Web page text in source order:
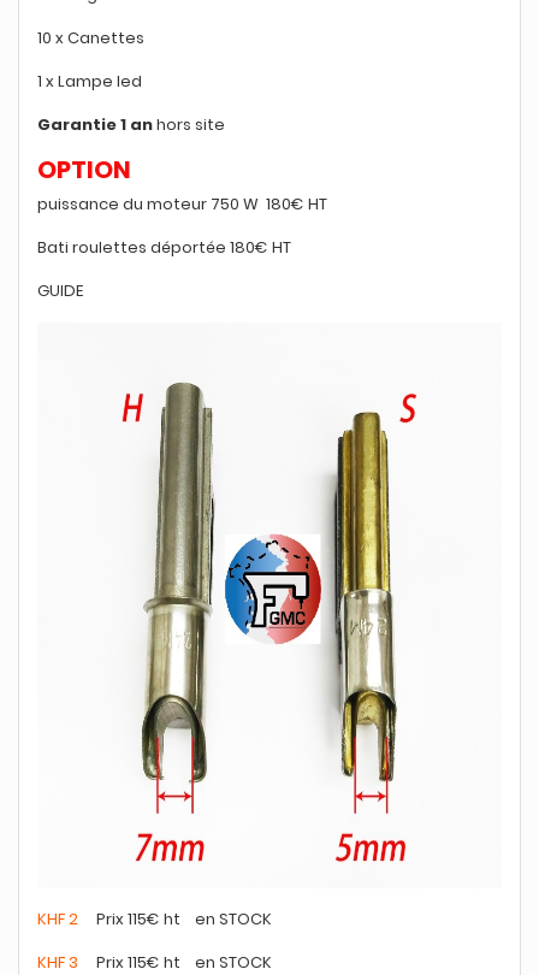
10 x Canettes
1 x Lampe led
Garantie 1 anhors site
OPTION
puissance du moteur 750 W 180€ HT
Bati roulettes déportée 180€ HT
GUIDE
KHF 2 Prix 115€ ht en STOCK
KHF 3 Prix 115€ ht en STOCK